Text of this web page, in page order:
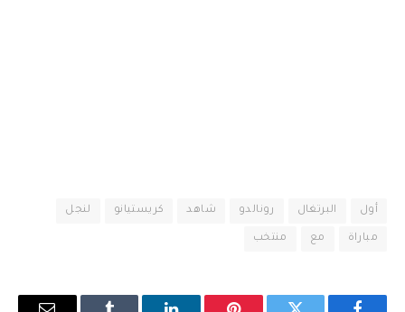
أول البرتغال رونالدو شاهد كريستيانو لنجل
مباراة مع منتخب